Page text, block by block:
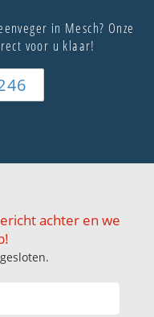
in Mesch? Onze
voor u klaar!
achter en we